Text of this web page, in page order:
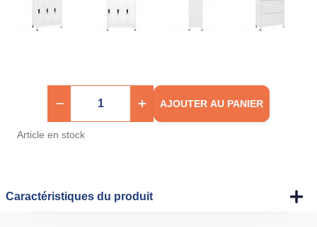
AJOUTER AU PANIER
Article en stock
Caractéristiques du produit